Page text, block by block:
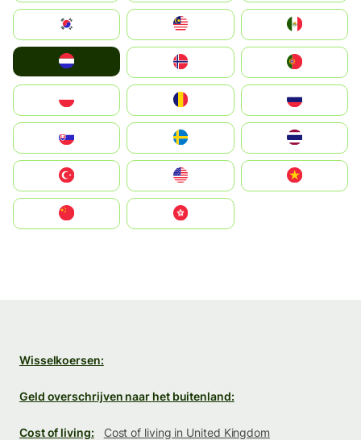
South Korea
United States
中國香港特別行政區
Wisselkoersen:
Geld overschrijven naar het buitenland:
Cost of living:
Cost of living in United Kingdom